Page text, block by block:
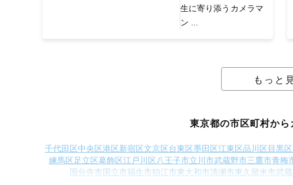
生に寄り添うカメラマ
ン ...
もっと
東京都の市区町村か
千代田区中央区港区新宿区文京区台東区墨田区江東区品川区目黒区
練馬区足立区葛飾区江戸川区八王子市立川市武蔵野市三鷹市青梅
国分寺市国立市福生市狛江市東大和市清瀬市東久留米市武